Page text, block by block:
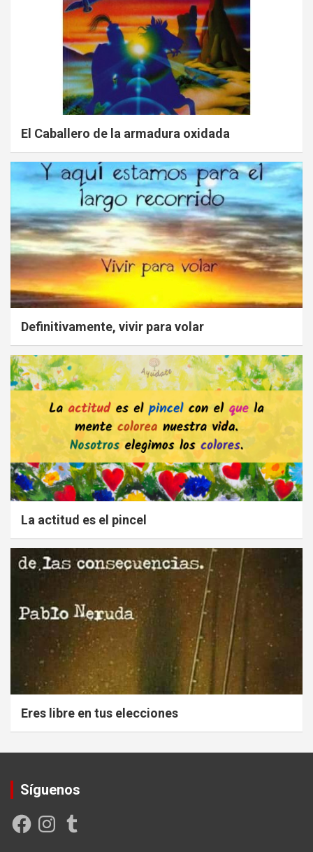
El Caballero de la armadura oxidada
Definitivamente, vivir para volar
La actitud es el pincel
Eres libre en tus elecciones
Síguenos
FacebookInstagramTumblr